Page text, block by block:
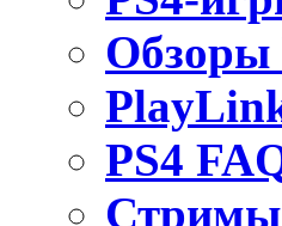
Обзоры
PS4
Стримы